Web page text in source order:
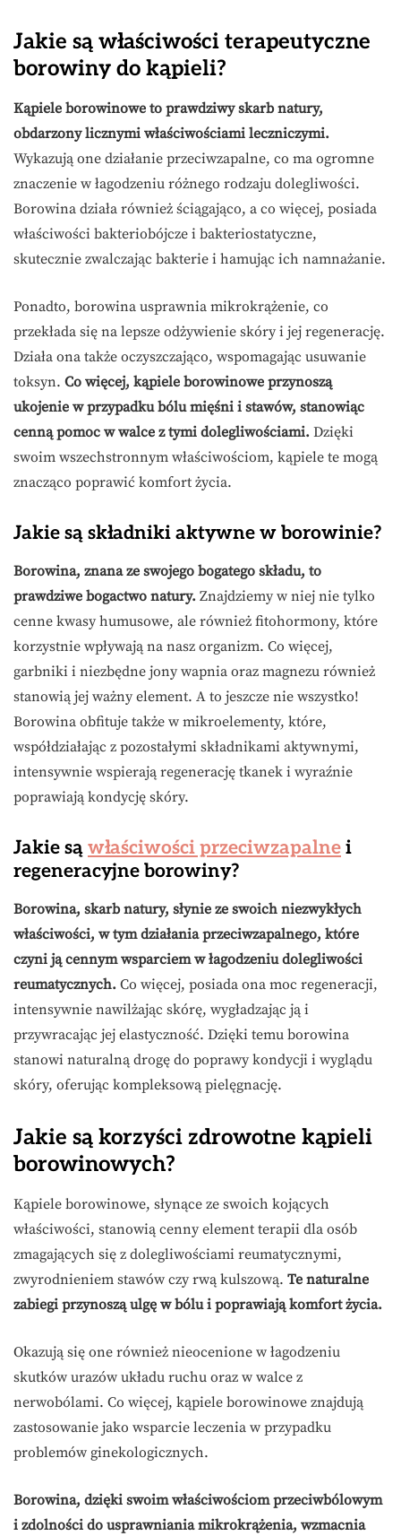
Jakie są właściwości terapeutyczne
borowiny do kąpieli?
Kąpiele borowinowe to prawdziwy skarb natury,
obdarzony licznymi właściwościami leczniczymi.
Wykazują one działanie przeciwzapalne, co ma ogromne
znaczenie w łagodzeniu różnego rodzaju dolegliwości.
Borowina działa również ściągająco, a co więcej, posiada
właściwości bakteriobójcze i bakteriostatyczne,
skutecznie zwalczając bakterie i hamując ich namnażanie.
Ponadto, borowina usprawnia mikrokrążenie, co
przekłada się na lepsze odżywienie skóry i jej regenerację.
Działa ona także oczyszczająco, wspomagając usuwanie
toksyn. Co więcej, kąpiele borowinowe przynoszą
ukojenie w przypadku bólu mięśni i stawów, stanowiąc
cenną pomoc w walce z tymi dolegliwościami. Dzięki
swoim wszechstronnym właściwościom, kąpiele te mogą
znacząco poprawić komfort życia.
Jakie są składniki aktywne w borowinie?
Borowina, znana ze swojego bogatego składu, to
prawdziwe bogactwo natury. Znajdziemy w niej nie tylko
cenne kwasy humusowe, ale również fitohormony, które
korzystnie wpływają na nasz organizm. Co więcej,
garbniki i niezbędne jony wapnia oraz magnezu również
stanowią jej ważny element. A to jeszcze nie wszystko!
Borowina obfituje także w mikroelementy, które,
współdziałając z pozostałymi składnikami aktywnymi,
intensywnie wspierają regenerację tkanek i wyraźnie
poprawiają kondycję skóry.
Jakie są właściwości przeciwzapalne i
regeneracyjne borowiny?
Borowina, skarb natury, słynie ze swoich niezwykłych
właściwości, w tym działania przeciwzapalnego, które
czyni ją cennym wsparciem w łagodzeniu dolegliwości
reumatycznych. Co więcej, posiada ona moc regeneracji,
intensywnie nawilżając skórę, wygładzając ją i
przywracając jej elastyczność. Dzięki temu borowina
stanowi naturalną drogę do poprawy kondycji i wyglądu
skóry, oferując kompleksową pielęgnację.
Jakie są korzyści zdrowotne kąpieli
borowinowych?
Kąpiele borowinowe, słynące ze swoich kojących
właściwości, stanowią cenny element terapii dla osób
zmagających się z dolegliwościami reumatycznymi,
zwyrodnieniem stawów czy rwą kulszową. Te naturalne
zabiegi przynoszą ulgę w bólu i poprawiają komfort życia.
Okazują się one również nieocenione w łagodzeniu
skutków urazów układu ruchu oraz w walce z
nerwobólami. Co więcej, kąpiele borowinowe znajdują
zastosowanie jako wsparcie leczenia w przypadku
problemów ginekologicznych.
Borowina, dzięki swoim właściwościom przeciwbólowym
i zdolności do usprawniania mikrokrążenia, wzmacnia